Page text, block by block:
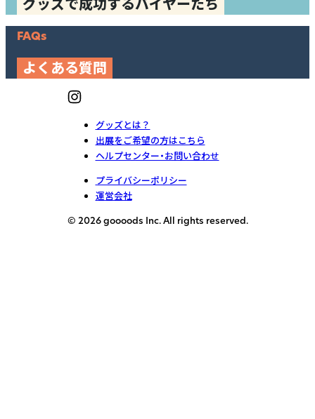
グッズで成功するバイヤーたち
FAQs
よくある質問
グッズとは？
出展をご希望の方はこちら
ヘルプセンター・お問い合わせ
プライバシーポリシー
運営会社
© 2026 goooods Inc. All rights reserved.